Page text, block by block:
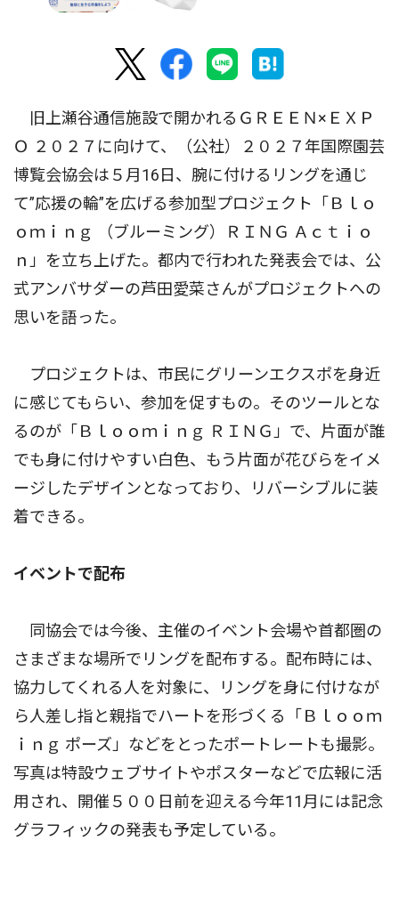
旧上瀬谷通信施設で開かれるＧＲＥＥＮ×ＥＸＰ
Ｏ ２０２７に向けて、（公社）２０２７年国際園芸
博覧会協会は５月16日、腕に付けるリングを通じ
て”応援の輪”を広げる参加型プロジェクト「Ｂｌｏ
ｏｍｉｎｇ （ブルーミング）ＲＩＮＧ Ａｃｔｉｏ
ｎ」を立ち上げた。都内で行われた発表会では、公
式アンバサダーの芦田愛菜さんがプロジェクトへの
思いを語った。
プロジェクトは、市民にグリーンエクスポを身近
に感じてもらい、参加を促すもの。そのツールとな
るのが「Ｂｌｏｏｍｉｎｇ ＲＩＮＧ」で、片面が誰
でも身に付けやすい白色、もう片面が花びらをイメ
ージしたデザインとなっており、リバーシブルに装
着できる。
イベントで配布
同協会では今後、主催のイベント会場や首都圏の
さまざまな場所でリングを配布する。配布時には、
協力してくれる人を対象に、リングを身に付けなが
ら人差し指と親指でハートを形づくる「Ｂｌｏｏｍ
ｉｎｇ ポーズ」などをとったポートレートも撮影。
写真は特設ウェブサイトやポスターなどで広報に活
用され、開催５００日前を迎える今年11月には記念
グラフィックの発表も予定している。